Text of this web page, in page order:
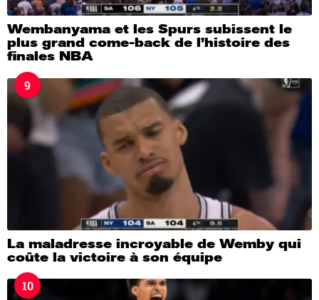
Wembanyama et les Spurs subissent le
plus grand come-back de l’histoire des
finales NBA
9
La maladresse incroyable de Wemby qui
coûte la victoire à son équipe
10